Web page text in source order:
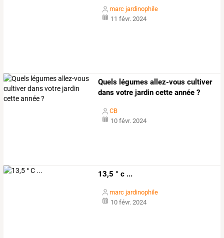
marc jardinophile
11 févr. 2024
Quels légumes allez-vous cultiver
dans votre jardin cette année ?
CB
10 févr. 2024
13,5 ° c ...
marc jardinophile
10 févr. 2024